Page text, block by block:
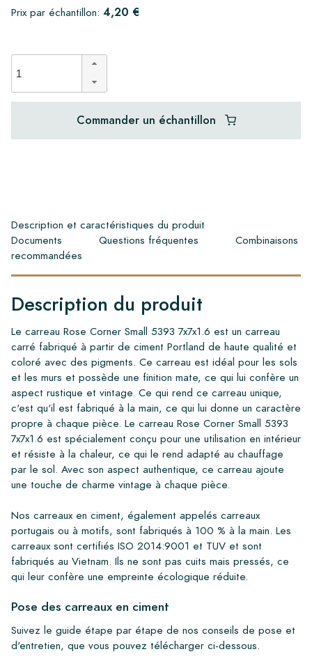
Prix par échantillon: 4,20 €
Commander un échantillon
Description et caractéristiques du produit
Documents
Questions fréquentes
Combinaisons
recommandées
Description du produit
Le carreau Rose Corner Small 5393 7x7x1.6 est un carreau
carré fabriqué à partir de ciment Portland de haute qualité et
coloré avec des pigments. Ce carreau est idéal pour les sols
et les murs et possède une finition mate, ce qui lui confère un
aspect rustique et vintage. Ce qui rend ce carreau unique,
c'est qu'il est fabriqué à la main, ce qui lui donne un caractère
propre à chaque pièce. Le carreau Rose Corner Small 5393
7x7x1.6 est spécialement conçu pour une utilisation en intérieur
et résiste à la chaleur, ce qui le rend adapté au chauffage
par le sol. Avec son aspect authentique, ce carreau ajoute
une touche de charme vintage à chaque pièce.
Nos carreaux en ciment, également appelés carreaux
portugais ou à motifs, sont fabriqués à 100 % à la main. Les
carreaux sont certifiés ISO 2014:9001 et TUV et sont
fabriqués au Vietnam. Ils ne sont pas cuits mais pressés, ce
qui leur confère une empreinte écologique réduite.
Pose des carreaux en ciment
Suivez le guide étape par étape de nos conseils de pose et
d'entretien, que vous pouvez télécharger ci-dessous.